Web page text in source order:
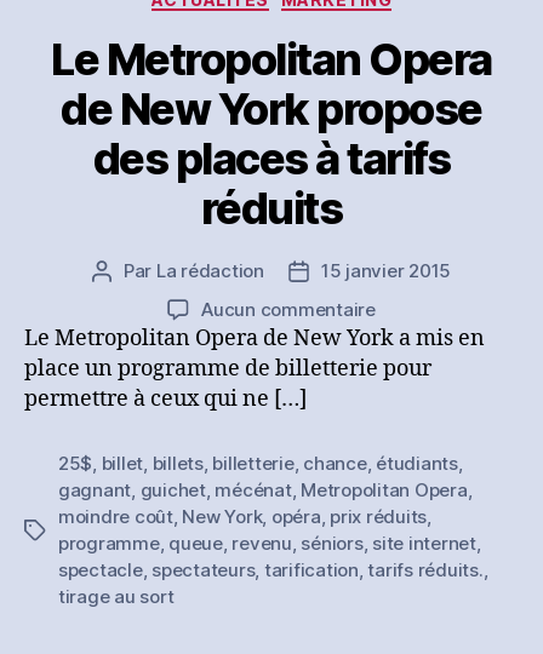
Le Metropolitan Opera
de New York propose
des places à tarifs
réduits
Auteur
l’article
Par La rédaction
Date
l’article
15 janvier 2015
Aucun commentairesur
Le
Metropolitan
Opera
York
propose
des
places
à
Le Metropolitan Opera de New York a mis en
place un programme de billetterie pour
permettre à ceux qui ne […]
Étiquettes
25$, billet, billets, billetterie, chance, étudiants,
gagnant, guichet, mécénat, Metropolitan Opera,
moindre coût, New York, opéra, prix réduits,
programme, queue, revenu, séniors, site internet,
spectacle, spectateurs, tarification,tarifs réduits.,
tirage au sort